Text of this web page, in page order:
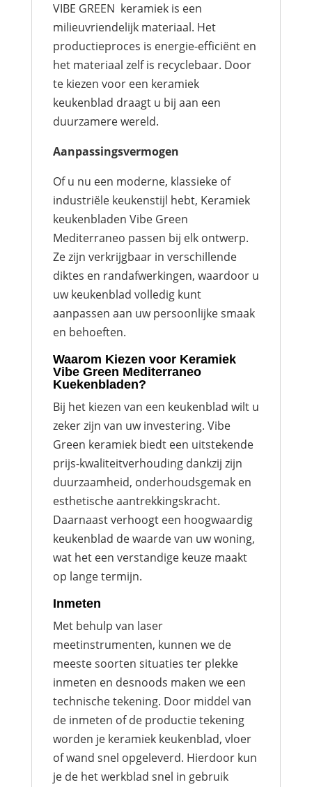
VIBE GREEN keramiek is een
milieuvriendelijk materiaal. Het
productieproces is energie-efficiënt en
het materiaal zelf is recyclebaar. Door
te kiezen voor een keramiek
keukenblad draagt u bij aan een
duurzamere wereld.
Aanpassingsvermogen
Of u nu een moderne, klassieke of
industriële keukenstijl hebt, Keramiek
keukenbladen Vibe Green
Mediterraneo passen bij elk ontwerp.
Ze zijn verkrijgbaar in verschillende
diktes en randafwerkingen, waardoor u
uw keukenblad volledig kunt
aanpassen aan uw persoonlijke smaak
en behoeften.
Waarom Kiezen voor Keramiek
Vibe Green Mediterraneo
Kuekenbladen?
Bij het kiezen van een keukenblad wilt u
zeker zijn van uw investering. Vibe
Green keramiek biedt een uitstekende
prijs-kwaliteitverhouding dankzij zijn
duurzaamheid, onderhoudsgemak en
esthetische aantrekkingskracht.
Daarnaast verhoogt een hoogwaardig
keukenblad de waarde van uw woning,
wat het een verstandige keuze maakt
op lange termijn.
Inmeten
Met behulp van laser
meetinstrumenten, kunnen we de
meeste soorten situaties ter plekke
inmeten en desnoods maken we een
technische tekening. Door middel van
de inmeten of de productie tekening
worden je keramiek keukenblad, vloer
of wand snel opgeleverd. Hierdoor kun
je de het werkblad snel in gebruik